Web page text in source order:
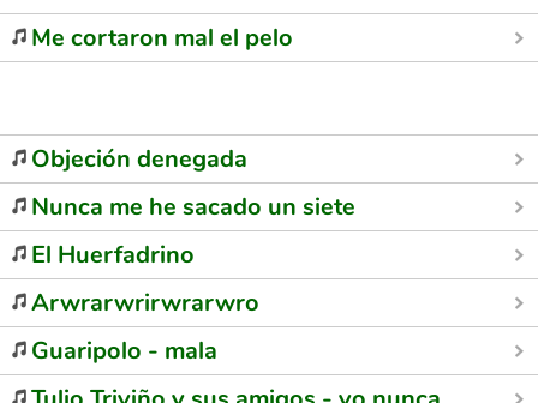
Me cortaron mal el pelo
Objeción denegada
Nunca me he sacado un siete
El Huerfadrino
Arwrarwrirwrarwro
Guaripolo - mala